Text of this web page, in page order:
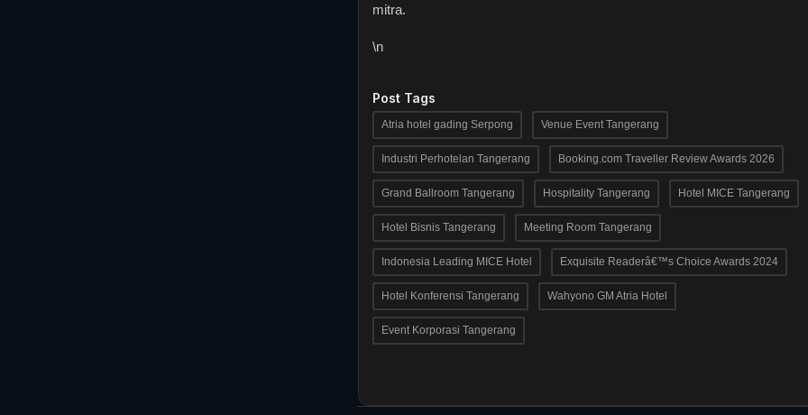
mitra.
\n
Post Tags
Atria hotel gading Serpong Venue Event Tangerang
Industri Perhotelan Tangerang Booking.com Traveller Review Awards 2026
Grand Ballroom Tangerang Hospitality Tangerang Hotel MICE Tangerang
Hotel Bisnis Tangerang Meeting Room Tangerang
Indonesia Leading MICE Hotel Exquisite Readerâ€™s Choice Awards 2024
Hotel Konferensi Tangerang Wahyono GM Atria Hotel
Event Korporasi Tangerang